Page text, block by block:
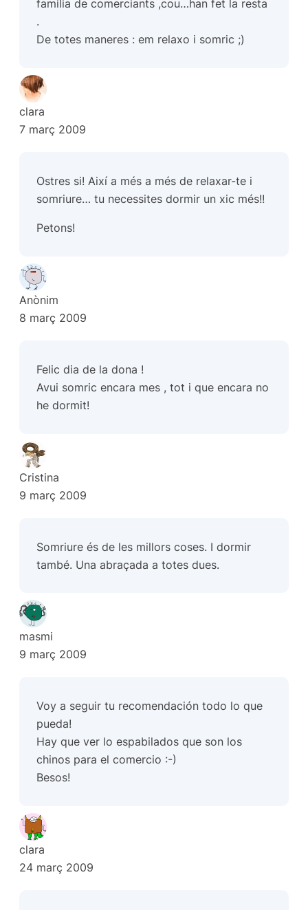
familia de comerciants ,cou…han fet la resta
.
De totes maneres : em relaxo i somric ;)
clara
7 març 2009
Ostres si! Així a més a més de relaxar-te i
somriure… tu necessites dormir un xic més!!
Petons!
Anònim
8 març 2009
Felic dia de la dona !
Avui somric encara mes , tot i que encara no
he dormit!
Cristina
9 març 2009
Somriure és de les millors coses. I dormir
també. Una abraçada a totes dues.
masmi
9 març 2009
Voy a seguir tu recomendación todo lo que
pueda!
Hay que ver lo espabilados que son los
chinos para el comercio :-)
Besos!
clara
24 març 2009